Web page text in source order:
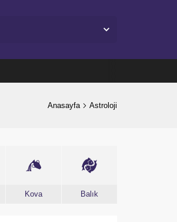
Anasayfa Astroloji
Kova Balık